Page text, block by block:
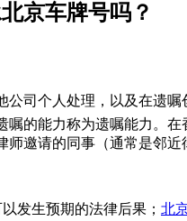
京车牌号吗？
司个人处理，以及在遗嘱
的能力称为遗嘱能力。
邀请的同事（通常是邻
发生预期的法律后果； 北